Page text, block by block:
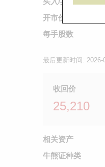
开市价
每手股数
最后更新时间:
收回价
25,210
相关资产
牛熊证种类